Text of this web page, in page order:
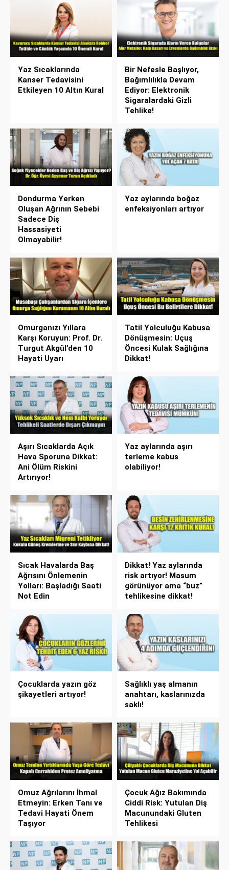
Yaz Sıcaklarında
Kanser Tedavisini
Etkileyen 10 Altın Kural
Bir Nefesle Başlıyor,
Bağımlılıkla Devam
Ediyor: Elektronik
Sigaralardaki Gizli
Tehlike!
Dondurma Yerken
Oluşan Ağrının Sebebi
Sadece Diş
Hassasiyeti
Olmayabilir!
Yaz aylarında boğaz
enfeksiyonları artıyor
Omurganızı Yıllara
Karşı Koruyun: Prof. Dr.
Turgut Akgül’den 10
Hayati Uyarı
Tatil Yolculuğu Kabusa
Dönüşmesin: Uçuş
Öncesi Kulak Sağlığına
Dikkat!
Aşırı Sıcaklarda Açık
Hava Sporuna Dikkat:
Ani Ölüm Riskini
Artırıyor!
Yaz aylarında aşırı
terleme kabus
olabiliyor!
Sıcak Havalarda Baş
Ağrısını Önlemenin
Yolları: Başladığı Saati
Not Edin
Dikkat! Yaz aylarında
risk artıyor! Masum
görünüyor ama “buz”
tehlikesine dikkat!
Çocuklarda yazın göz
şikayetleri artıyor!
Sağlıklı yaş almanın
anahtarı, kaslarınızda
saklı!
Omuz Ağrılarını İhmal
Etmeyin: Erken Tanı ve
Tedavi Hayati Önem
Taşıyor
Çocuk Ağız Bakımında
Ciddi Risk: Yutulan Diş
Macunundaki Gluten
Tehlikesi